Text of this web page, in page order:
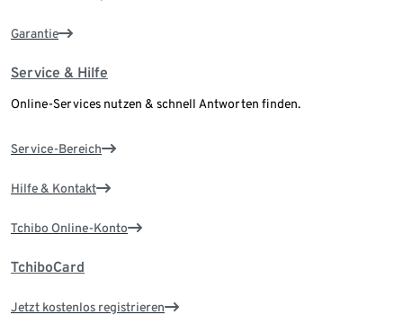
Garantie
Service & Hilfe
Online-Services nutzen & schnell Antworten finden.
Service-Bereich
Hilfe & Kontakt
Tchibo Online-Konto
TchiboCard
Jetzt kostenlos registrieren